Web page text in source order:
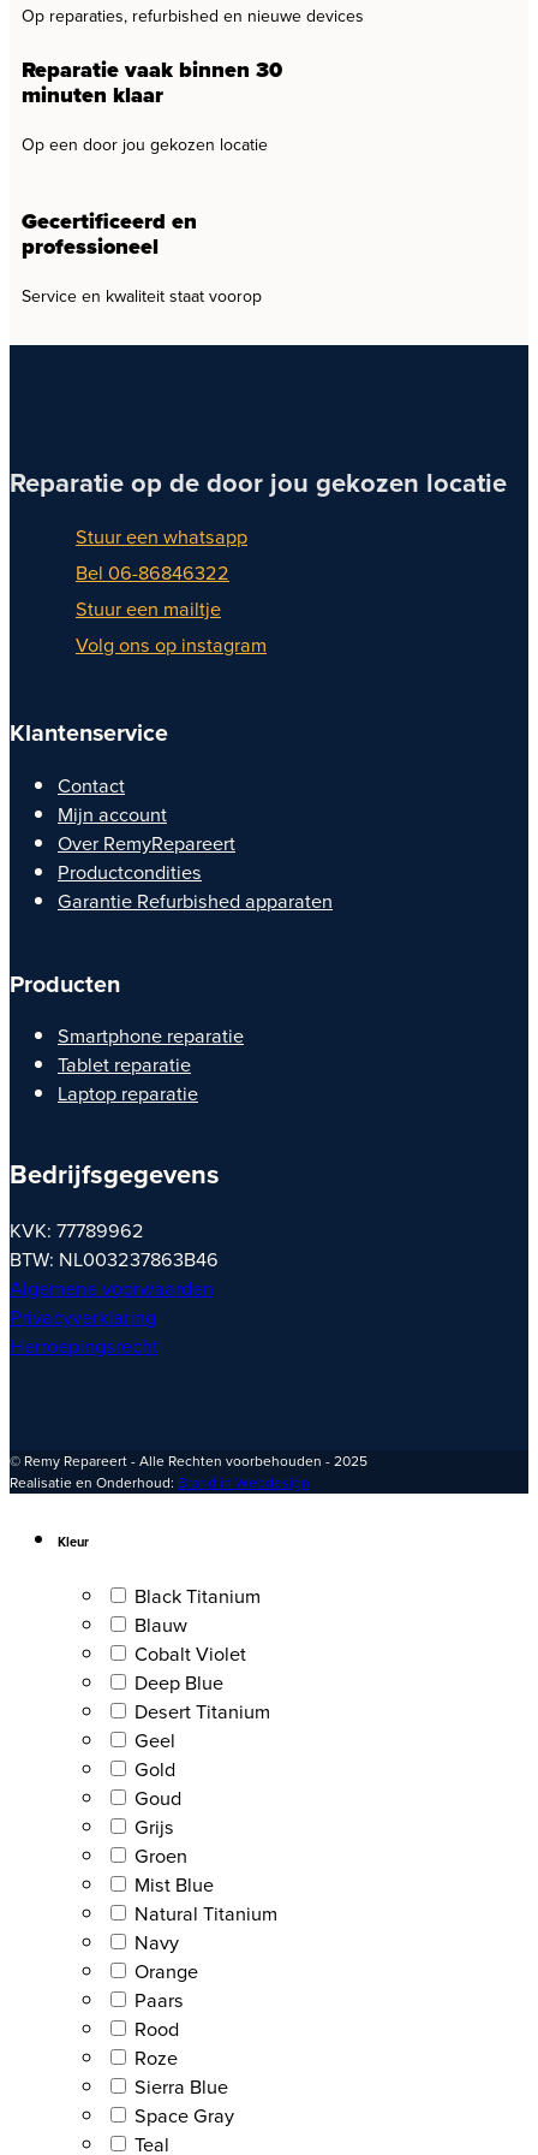
Op reparaties, refurbished en nieuwe devices
Reparatie vaak binnen 30
minuten klaar
Op een door jou gekozen locatie
Gecertificeerd en
professioneel
Service en kwaliteit staat voorop
Reparatie op de door jou gekozen locatie
Stuur een whatsapp
Bel 06-86846322
Stuur een mailtje
Volg ons op instagram
Klantenservice
Contact
Mijn account
Over RemyRepareert
Productcondities
Garantie Refurbished apparaten
Producten
Smartphone reparatie
Tablet reparatie
Laptop reparatie
Bedrijfsgegevens
KVK: 77789962
BTW: NL003237863B46
Algemene voorwaarden
Privacyverklaring
Herroepingsrecht
© Remy Repareert - Alle Rechten voorbehouden - 2025
Realisatie en Onderhoud: Brand in Webdesign
Kleur
Black Titanium
Blauw
Cobalt Violet
Deep Blue
Desert Titanium
Geel
Gold
Goud
Grijs
Groen
Mist Blue
Natural Titanium
Navy
Orange
Paars
Rood
Roze
Sierra Blue
Space Gray
Teal